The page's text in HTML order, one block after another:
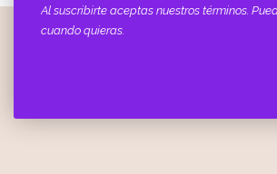
Al suscribirte aceptas nuestros términos.
cuando quieras.